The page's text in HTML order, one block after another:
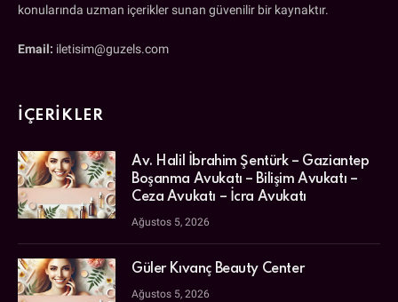
konularında uzman içerikler sunan güvenilir bir kaynaktır.
Email: iletisim@guzels.com
İÇERIKLER
Av. Halil İbrahim Şentürk – Gaziantep
Boşanma Avukatı – Bilişim Avukatı –
Ceza Avukatı – İcra Avukatı
Ağustos 5, 2026
Güler Kıvanç Beauty Center
Ağustos 5, 2026